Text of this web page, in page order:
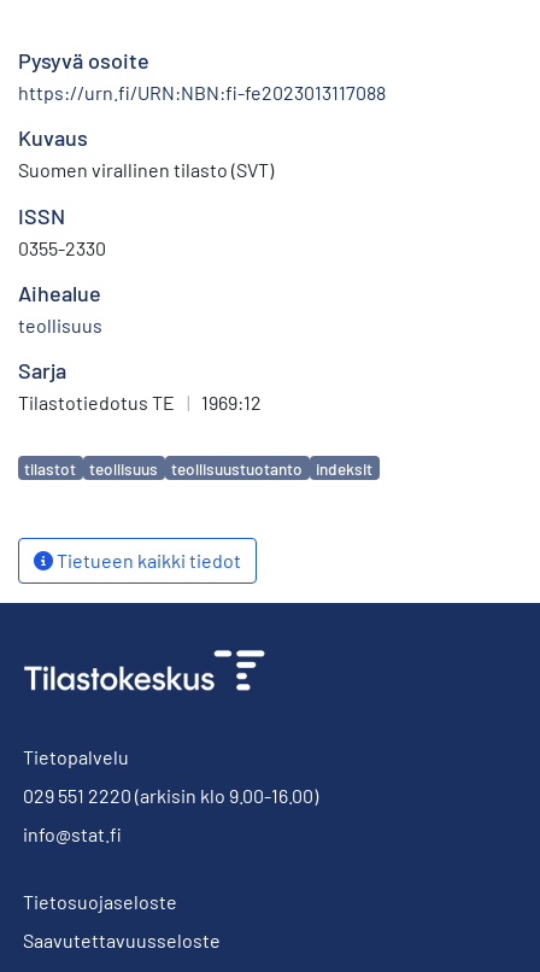
Pysyvä osoite
https://urn.fi/URN:NBN:fi-fe2023013117088
Kuvaus
Suomen virallinen tilasto (SVT)
ISSN
0355-2330
Aihealue
teollisuus
Sarja
Tilastotiedotus TE | 1969:12
Avainsanat
tilastot teollisuus teollisuustuotanto indeksit
Tietueen kaikki tiedot
Tietopalvelu
029 551 2220 (arkisin klo 9.00-16.00)
info@stat.fi
Tietosuojaseloste
Saavutettavuusseloste